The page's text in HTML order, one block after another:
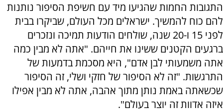
התגובות החמות שהגיעו מיד עם חשיפת הסיפור נותנות
להם כוח להמשיך. ישראלים מכל העולם, שביקרו בבית
לפני 15 ו-20 שנה, שולחים הודעות תמיכה ונזכרים
ברגעים הקטנים ששינו את חייהם. "אתה לא מבין כמה
אתה משמעותי לבן אדם", היא מסכמת בדמעות של
התרגשות. "זה לא הסיפור של חזקי ושלי, זה הסיפור
שכשאתה באמת נותן מתוך אהבה, אתה לא מבין אפילו
איזה אדוות זה יוצר בעולם".